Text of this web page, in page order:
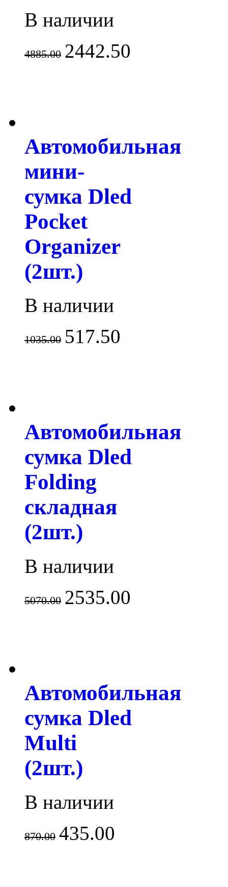
В наличии
4885.00 2442.50
Автомобильная
мини-
сумка Dled
Pocket
Organizer
(2шт.)
В наличии
1035.00 517.50
Автомобильная
сумка Dled
Folding
складная
(2шт.)
В наличии
5070.00 2535.00
Автомобильная
сумка Dled
Multi
(2шт.)
В наличии
870.00 435.00